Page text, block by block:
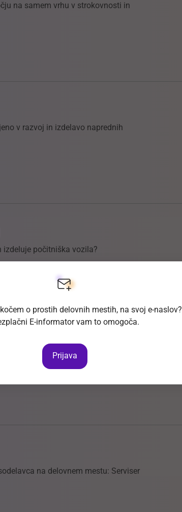
na samem vrhu v strokovnosti in
v razvoj in izdelavo naprednih
izdeluje počitniška vozila?
in s tem tudi zadovoljstvo strank.
na delovnem mestu: Serviser
o prostih delovnih mestih, na svoj e-naslov?
E-informator vam to omogoča.
Prijava